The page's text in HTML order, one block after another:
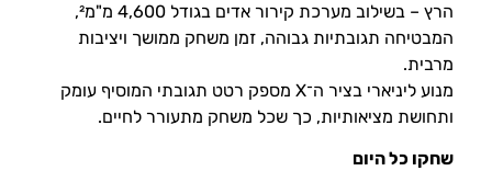
הרץ – בשילוב מערכת קירור אדים בגודל 4,600 מ"מ²,
המבטיחה תגובתיות גבוהה, זמן משחק ממושך ויציבות
מרבית.
מנוע ליניארי בציר ה־X מספק רטט תגובתי המוסיף עומק
ותחושת מציאותיות, כך שכל משחק מתעורר לחיים.
שחקו כל היום